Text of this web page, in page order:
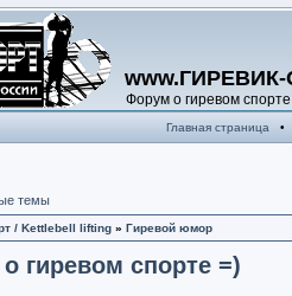
Форум о гиревом спорте
Главная страница •
темы
/ Kettlebell lifting » Гиревой юмор
гиревом спорте =)